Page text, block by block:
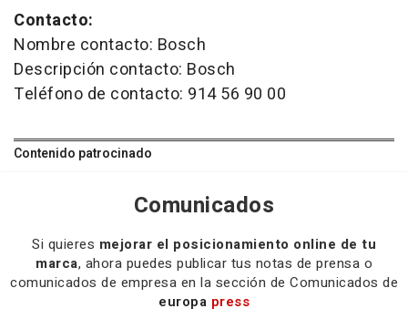
Contacto:
Nombre contacto: Bosch
Descripción contacto: Bosch
Teléfono de contacto: 914 56 90 00
Contenido patrocinado
Comunicados
Si quieres mejorar el posicionamiento online de tu
marca, ahora puedes publicar tus notas de prensa o
comunicados de empresa en la sección de Comunicados de
europa press